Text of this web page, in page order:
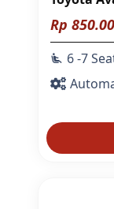
Rp
airline_seat_recline_extra 6 -7